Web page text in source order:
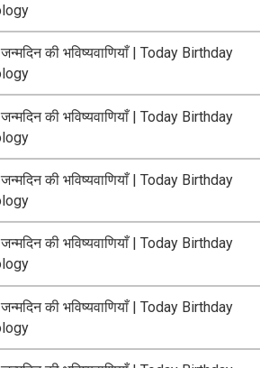
की भविष्यवाणियाँ | Today Birthday
की भविष्यवाणियाँ | Today Birthday
की भविष्यवाणियाँ | Today Birthday
की भविष्यवाणियाँ | Today Birthday
की भविष्यवाणियाँ | Today Birthday